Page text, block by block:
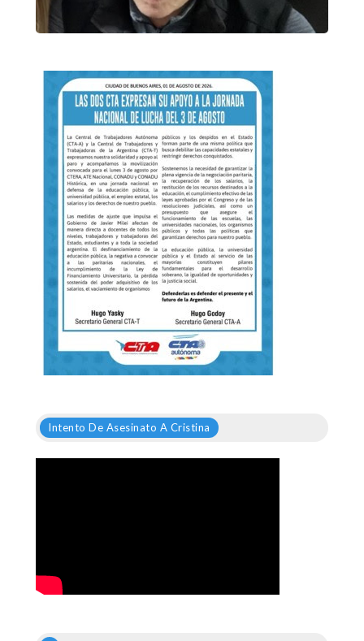
Intento De Asesinato A Cristina